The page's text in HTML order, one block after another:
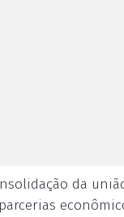
da